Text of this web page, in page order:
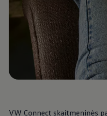
įvykus eismo įvykiui ar
servisas
ir eksterjero apsauga
ir bagažo sprendimai
ir elektronika
įkrovimo stotelė ir įkrovimo
ir kiti šviesos indikatoriai
VW Connect skaitmeninės